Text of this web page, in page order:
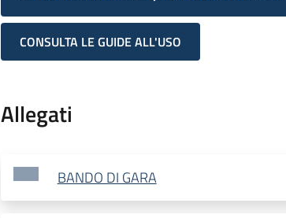
CONSULTA LE GUIDE ALL'USO
Allegati
BANDO DI GARA